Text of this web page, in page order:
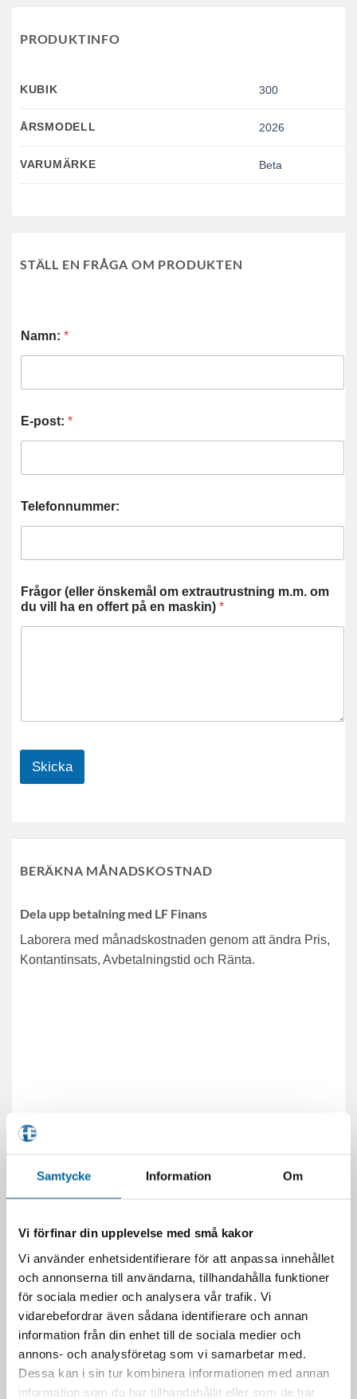
Samtycke Information Om
Vi förfinar din upplevelse med små kakor
Vi använder enhetsidentifierare för att anpassa innehållet
och annonserna till användarna, tillhandahålla funktioner
för sociala medier och analysera vår trafik. Vi
vidarebefordrar även sådana identifierare och annan
information från din enhet till de sociala medier och
annons- och analysföretag som vi samarbetar med.
Dessa kan i sin tur kombinera informationen med annan
information som du har tillhandahållit eller som de har
PRODUKTINFO
KUBIK 300
ÅRSMODELL 2026
VARUMÄRKE Beta
STÄLL EN FRÅGA OM PRODUKTEN
Namn: *
E-post: *
Telefonnummer:
Frågor (eller önskemål om extrautrustning m.m. om
du vill ha en offert på en maskin) *
Skicka
BERÄKNA MÅNADSKOSTNAD
Dela upp betalning med LF Finans
Laborera med månadskostnaden genom att ändra Pris,
Kontantinsats, Avbetalningstid och Ränta.